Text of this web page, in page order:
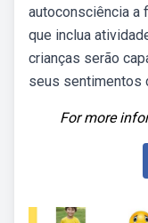
autoconsciência a
que inclua
crianças serão
seus sentimentos
For more